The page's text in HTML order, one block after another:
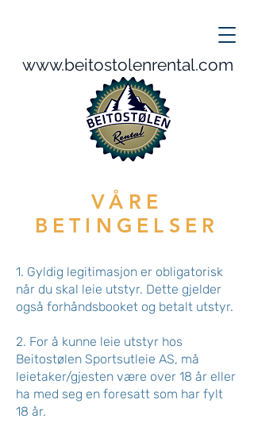
www.beitostolenrental.com
VÅRE
BETINGELSER
1. Gyldig legitimasjon er obligatorisk
når du skal leie utstyr. Dette gjelder
også forhåndsbooket og betalt utstyr.
2. For å kunne leie utstyr hos
Beitostølen Sportsutleie AS, må
leietaker/gjesten være over 18 år eller
ha med seg en foresatt som har fylt
18 år.